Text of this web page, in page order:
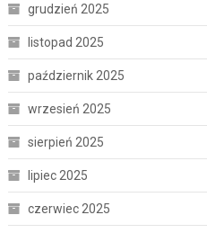
grudzień 2025
listopad 2025
październik 2025
wrzesień 2025
sierpień 2025
lipiec 2025
czerwiec 2025